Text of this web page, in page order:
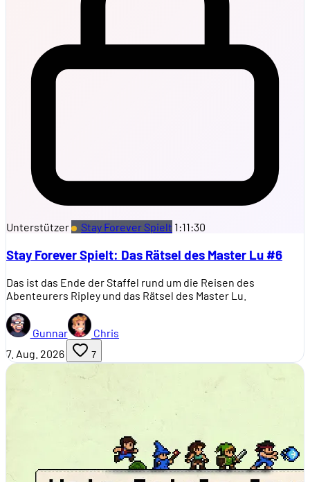
Unterstützer Stay Forever Spielt 1:11:30
Stay Forever Spielt: Das Rätsel des Master Lu #6
Das ist das Ende der Staffel rund um die Reisen des
Abenteurers Ripley und das Rätsel des Master Lu.
Gunnar
Chris
7. Aug. 2026
7